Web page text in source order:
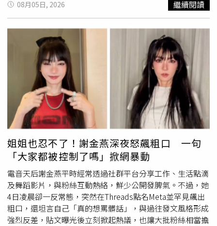
又安全；外出吃冰時，應避開豆類和堅果，換成低氮澱粉愛
玉、仙草、粉粿，淋一點清淡的白糖水或檸檬水即可，務必
注意店家衛生；也可以選擇點1碗跟家人分著吃，只吃1、2
口嚐個味道就好。
婦是否有妊娠高血壓，第二孕期則通常於24至28週安排妊
娠糖尿病篩檢。此外每次產檢都會量測血壓、體重，檢查尿
蛋白狀況，到了懷孕後期則會持續監測孕婦及胎兒的健康狀
況，為生產做好準備。廖翌喬醫師提醒，定期產檢才能協助
醫療團隊掌握母嬰健康狀況變化，揪出風險並適時介入。曾
有一名孕婦確診妊娠高血壓，原本應更頻繁回診追蹤，對方
卻因照顧孩子及工作忙碌，相隔一個月才回診，結果血壓已
明顯飆高。尤其34歲以上的高齡孕婦、20歲以下的年輕孕
婦，以及懷孕前已有肥胖、高血壓、糖尿病、慢性腎臟病或
自體免疫疾病等，都屬於高危險妊娠族群，更應依醫師建議
按時接受產檢。懷孕後血糖為何突然升高？醫揭與1機制有
關廖翌喬醫師表示，懷孕期間胎盤會分泌人類胎盤泌乳素
（hPL），以提高孕婦的血糖濃度，確保胎兒的養分供應充
足。不過，現代孕婦整體營養狀況改善，這樣的機制反而造
成部分孕婦出現血糖調節失衡，引發妊娠糖尿病。臨床也觀
察到患者多有糖尿病家族史，更應提高警覺。若血糖控制不
佳，長期在高血糖環境可能使胎兒體重過度增加，甚至長成
「巨嬰」，增加早產、難產或剖腹產風險，出生後也可能面
臨新生兒低血糖的問題。對媽媽而言，曾罹患妊娠糖尿病，
08月05日, 2026 繼續閱讀
姐姐也忍不了！謝金燕深夜怒飆粗口 一句
「大家都被控制了嗎」掀網暴動
電音天后謝金燕平時經常透過社群平台分享工作、生活點滴
及舞蹈影片，與粉絲互動熱絡，鮮少公開發脾氣。不過，她
4日凌晨卻一反常態，突然在Threads點名Meta並罕見飆出
粗口，還坦言自己「真的想罵髒話」，與過往發文風格形成
強烈反差，貼文曝光後立刻掀起熱議，也讓大批粉絲相當擔